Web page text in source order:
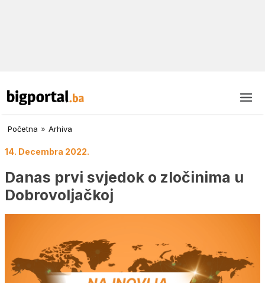
Početna » Arhiva
14. Decembra 2022.
Danas prvi svjedok o zločinima u
Dobrovoljačkoj